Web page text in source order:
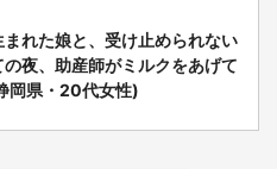
まれた娘と、受け止められない
夜、助産師がミルクをあげて
岡県・20代女性)